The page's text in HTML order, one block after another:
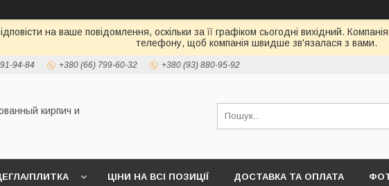
на ваше повідомлення, оскільки за її графіком сьогодні вихідний.
телефону, щоб компанія швидше зв'язалася з вами.
94-84 +380 (66) 799-60-32 +380 (93) 880-95-92
кирпич и
ПЛИТКА ЦІНИ НА ВСІ ПОЗИЦІЇ ДОСТАВКА ТА ОПЛАТА